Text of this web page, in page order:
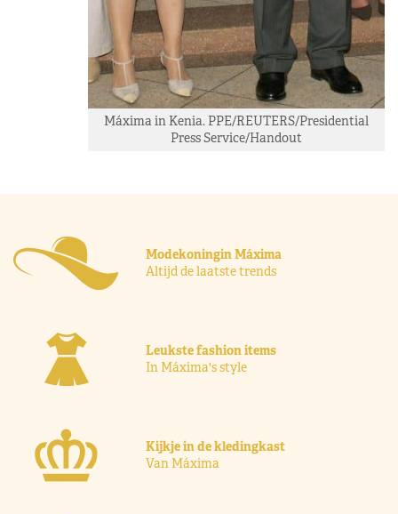
Máxima in Kenia. PPE/REUTERS/Presidential
Press Service/Handout
Modekoningin Máxima
Altijd de laatste trends
Leukste fashion items
In Máxima's style
Kijkje in de kledingkast
Van Máxima